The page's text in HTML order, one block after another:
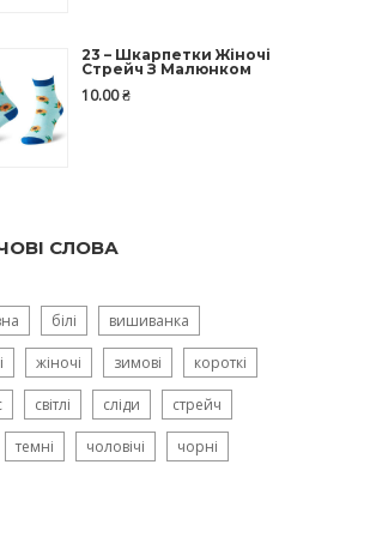
23 – Шкарпетки Жіночі
Стрейч З Малюнком
10.00₴
СЛОВА
білі вишиванка
жіночі зимові короткі
світлі сліди стрейч
темні чоловічі чорні